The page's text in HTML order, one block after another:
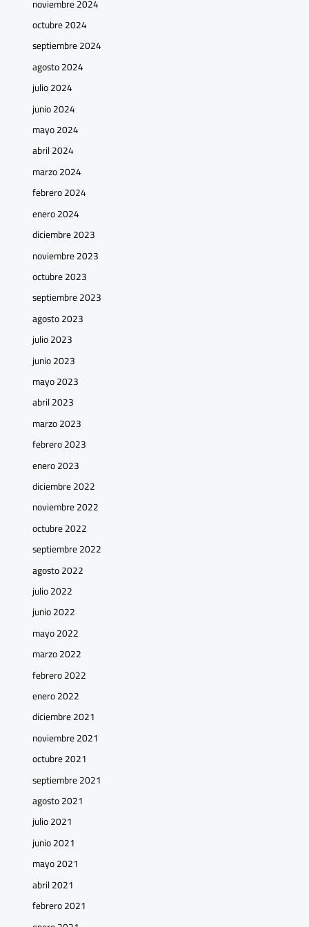
noviembre 2024
octubre 2024
septiembre 2024
agosto 2024
julio 2024
junio 2024
mayo 2024
abril 2024
marzo 2024
febrero 2024
enero 2024
diciembre 2023
noviembre 2023
octubre 2023
septiembre 2023
agosto 2023
julio 2023
junio 2023
mayo 2023
abril 2023
marzo 2023
febrero 2023
enero 2023
diciembre 2022
noviembre 2022
octubre 2022
septiembre 2022
agosto 2022
julio 2022
junio 2022
mayo 2022
marzo 2022
febrero 2022
enero 2022
diciembre 2021
noviembre 2021
octubre 2021
septiembre 2021
agosto 2021
julio 2021
junio 2021
mayo 2021
abril 2021
febrero 2021